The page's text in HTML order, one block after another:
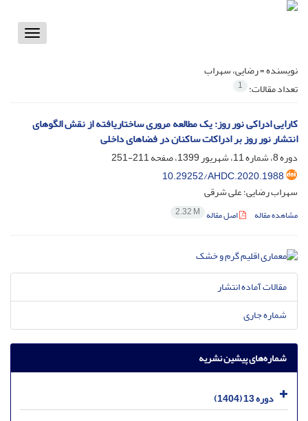
Toggle
نویسنده =رضایی، سهراب
تعداد مقالات: 1
کارایی ادراکی نور روز: یک مطالعه مروری ساختاریافته از نقش الگوهای
انتشار نور روز بر ادراکات ساکنان در فضاهای داخلی
دوره 8، شماره 11، شهریور 1399، صفحه
211-251
10.29252/AHDC.2020.1988
سهراب رضایی؛ علی شرقی
مشاهده مقاله اصل مقاله 2.32 M
مقالات آماده انتشار
شماره جاری
شماره‌های پیشین نشریه
دوره 13 (1404)